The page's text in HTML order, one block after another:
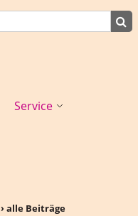
Service
› alle Beiträge